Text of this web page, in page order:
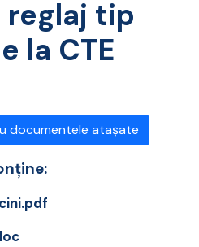
tip
la CTE
documentele atașate